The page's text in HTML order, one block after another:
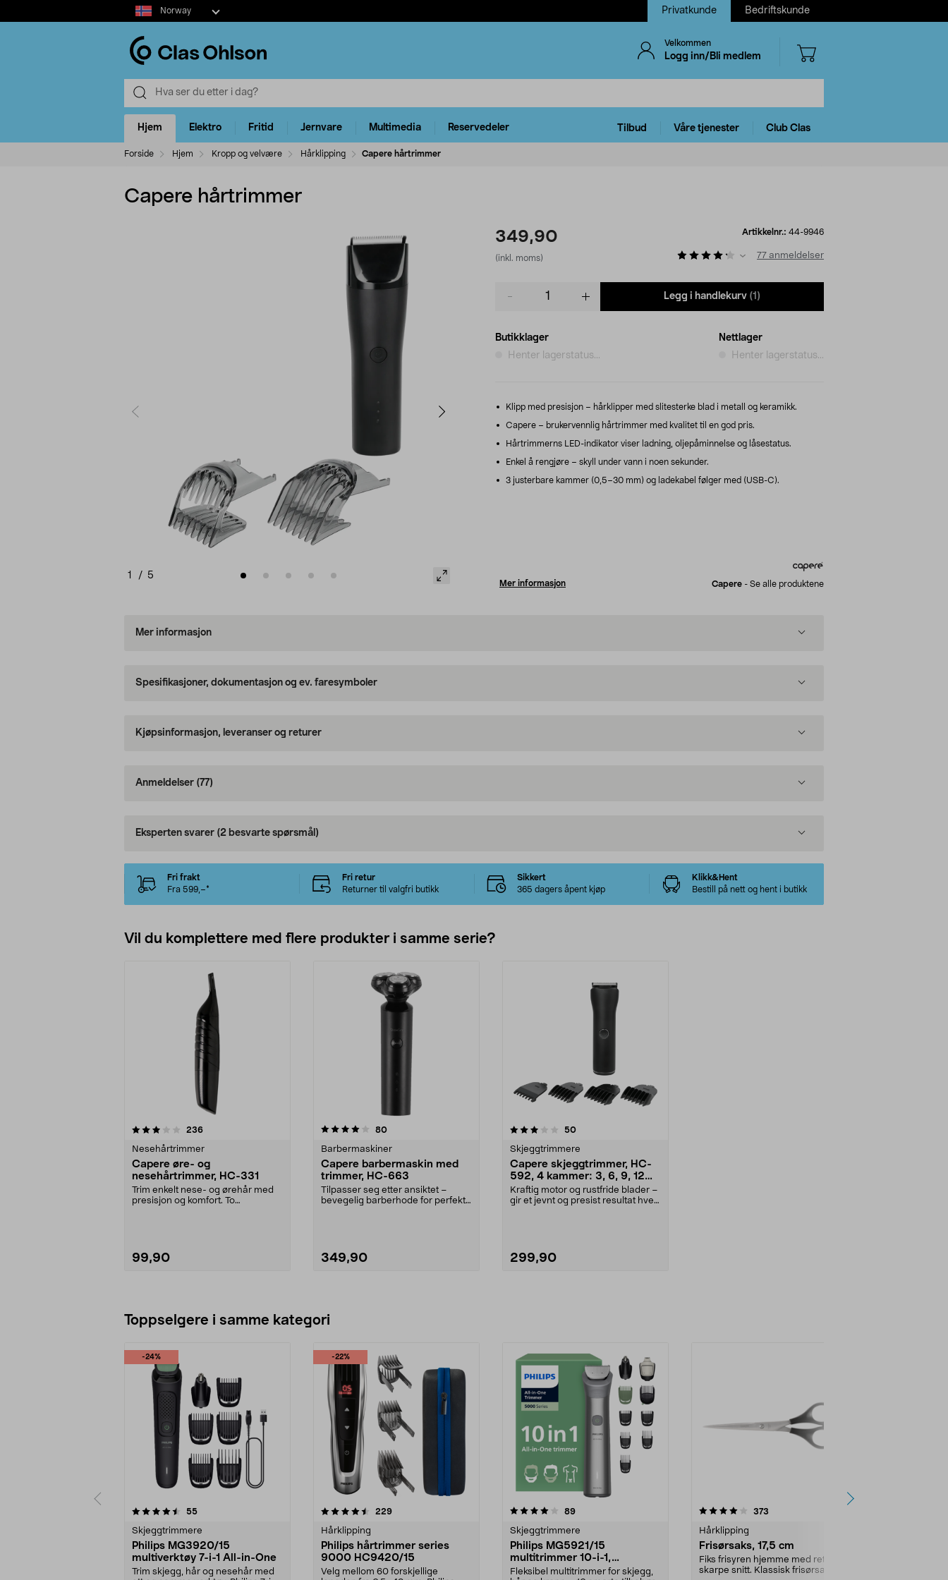
Select
market
Norway Privatkunde Bedriftskunde
Velkommen
Logg inn/Bli medlem
Hjem Elektro Fritid Jernvare Multimedia Reservedeler Tilbud Våre tjenester Club Clas
Forside Hjem Kropp og velvære Hårklipping Capere hårtrimmer
Capere hårtrimmer
1 / 5
349,90
(inkl. moms)
Artikkelnr.: 44-9946
77 anmeldelser
Legg i handlekurv (1)
Butikklager
Henter lagerstatus...
Nettlager
Henter lagerstatus...
Klipp med presisjon – hårklipper med slitesterke blad i metall og keramikk.
Capere – brukervennlig hårtrimmer med kvalitet til en god pris.
Hårtrimmerns LED-indikator viser ladning, oljepåminnelse og låsestatus.
Enkel å rengjøre – skyll under vann i noen sekunder.
3 justerbare kammer (0,5–30 mm) og ladekabel følger med (USB-C).
Mer informasjon Capere - Se alle produktene
Mer informasjon
Spesifikasjoner, dokumentasjon og ev. faresymboler
Kjøpsinformasjon, leveranser og returer
Anmeldelser (77)
Eksperten svarer (2 besvarte spørsmål)
Fri frakt
Fra 599,–*
Fri retur
Returner til valgfri butikk
Sikkert
365 dagers åpent kjøp
Klikk&Hent
Bestill på nett og hent i butikk
Vil du komplettere med flere produkter i samme serie?
236anmeldelser
Nesehårtrimmer
Capere øre- og
nesehårtrimmer, HC-331
Trim enkelt nese- og ørehår med
presisjon og komfort. To
99,90
4.0av 5 stjerner 80anmeldelser
Barbermaskiner
Capere barbermaskin med
trimmer, HC-663
Tilpasser seg etter ansiktet –
bevegelig barberhode for perfekt
349,90
3.0av 5 stjerner 50anmeldelser
Skjeggtrimmere
Capere skjeggtrimmer, HC-
592, 4 kammer: 3, 6, 9, 12
mm
Kraftig motor og rustfride blader –
gir et jevnt og presist resultat hver
299,90
Toppselgere i samme kategori
-24%
55anmeldelser
Skjeggtrimmere
Philips MG3920/15
multiverktøy 7-i-1 All-in-One
Trim skjegg, hår og nesehår med
-22%
4.5 av 5 stjerner 229anmeldelser
Hårklipping
Philips hårtrimmer series
9000 HC9420/15
Velg mellom 60 forskjellige
4.0 av 5 stjerner 89anmeldelser
Skjeggtrimmere
Philips MG5921/15
multitrimmer 10-i-1,
batteridrevet
Fleksibel multitrimmer for skjegg,
4.0 av 5 stjerner 373
Hårklipping
Frisørsaks, 17,5 cm
Fiks frisyren hjemme med rette,
skarpe snitt. Klassisk frisørsaks –
4.0 av 5 stjerner